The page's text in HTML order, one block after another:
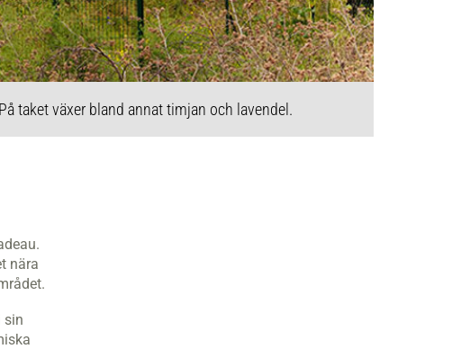
taket växer bland annat timjan och lavendel.
nära
sin